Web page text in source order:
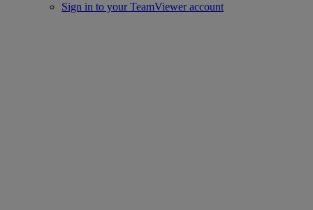
Sign in to your TeamViewer account